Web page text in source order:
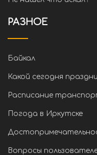
РАЗНОЕ
Байкал
Какой сегодня
Расписание
Погода в Иркутске
Вопросы